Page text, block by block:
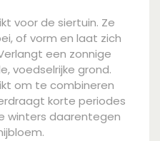
voor de siertuin. Ze
of vorm en laat zich
een zonnige
voedselrijke grond.
om te combineren
korte periodes
winters daarentegen